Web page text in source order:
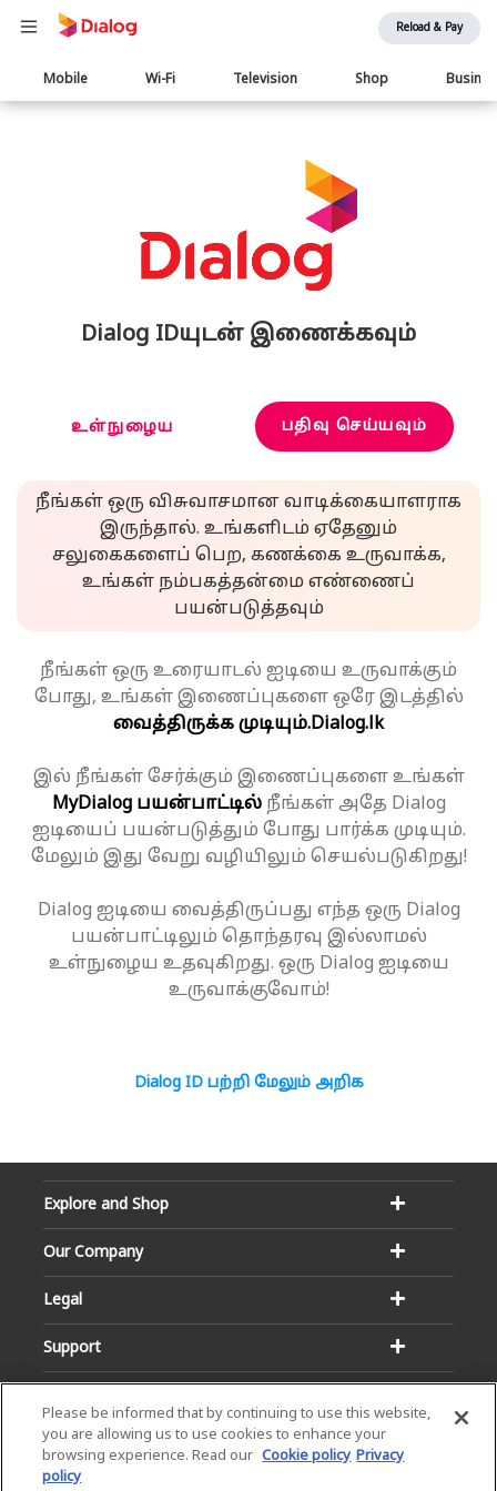
Reload & Pay
Main
navigation
Mobile Wi-Fi Television Shop
Dialog IDயுடன் இணைக்கவும்
உள்நுழைய பதிவு செய்யவும்
நீங்கள் ஒரு விசுவாசமான வாடிக்கையாளராக
இருந்தால். உங்களிடம் ஏதேனும்
சலுகைகளைப் பெற, கணக்கை உருவாக்க,
உங்கள் நம்பகத்தன்மை எண்ணைப்
பயன்படுத்தவும்
நீங்கள் ஒரு உரையாடல் ஐடியை உருவாக்கும்
போது, உங்கள் இணைப்புகளை ஒரே இடத்தில்
வைத்திருக்க முடியும்.Dialog.lk
இல் நீங்கள் சேர்க்கும் இணைப்புகளை உங்கள்
MyDialog பயன்பாட்டில்நீங்கள் அதே Dialog
ஐடியைப் பயன்படுத்தும் போது பார்க்க முடியும்.
மேலும் இது வேறு வழியிலும் செயல்படுகிறது!
Dialog ஐடியை வைத்திருப்பது எந்த ஒரு Dialog
பயன்பாட்டிலும் தொந்தரவு இல்லாமல்
உள்நுழைய உதவுகிறது. ஒரு Dialog ஐடியை
உருவாக்குவோம்!
Dialog ID பற்றி மேலும் அறிக
Explore and Shop
Our Company
Legal
Support
Please be informed that by continuing to use this website,
you are allowing us to use cookies to enhance your
browsing experience. Read our Cookie policy Privacy
policy